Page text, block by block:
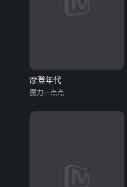
摩登年代
魔力一点点